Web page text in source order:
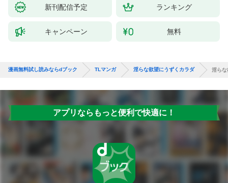
新刊配信予定 ランキング
キャンペーン 無料
漫画無料試し読みならdブック TLマンガ 淫らな欲望にうずくカラダ 淫らな
アプリならもっと便利で快適に！